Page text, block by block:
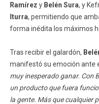
Ramírez y Belén Sura, y
Iturra, permitiendo que
forma inédita los máximos
Tras recibir el galardón,
manifestó su emoción ante
muy inesperado ganar. Con
un producto que fuera
la gente. Más que cualquier